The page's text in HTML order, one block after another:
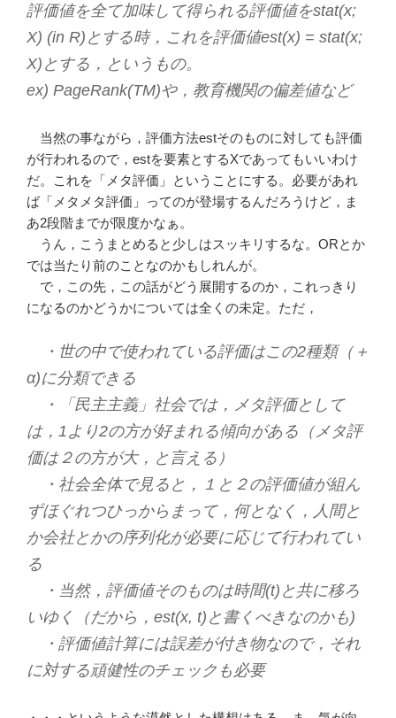
評価値を全て加味して得られる評価値をstat(x;
X) (in R)とする時，これを評価値est(x) = stat(x;
X)とする，というもの。
ex) PageRank(TM)や，教育機関の偏差値など
当然の事ながら，評価方法estそのものに対しても評価
が行われるので，estを要素とするXであってもいいわけ
だ。これを「メタ評価」ということにする。必要があれ
ば「メタメタ評価」ってのが登場するんだろうけど，ま
あ2段階までが限度かなぁ。
うん，こうまとめると少しはスッキリするな。ORとか
では当たり前のことなのかもしれんが。
で，この先，この話がどう展開するのか，これっきり
になるのかどうかについては全くの未定。ただ，
・世の中で使われている評価はこの2種類（＋
α)に分類できる
・「民主主義」社会では，メタ評価として
は，1より2の方が好まれる傾向がある（メタ評
価は２の方が大，と言える）
・社会全体で見ると，１と２の評価値が組ん
ずほぐれつひっからまって，何となく，人間と
か会社とかの序列化が必要に応じて行われてい
る
・当然，評価値そのものは時間(t)と共に移ろ
いゆく（だから，est(x, t)と書くべきなのかも)
・評価値計算には誤差が付き物なので，それ
に対する頑健性のチェックも必要